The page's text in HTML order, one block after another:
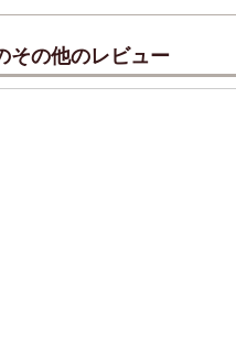
その他のレビュー